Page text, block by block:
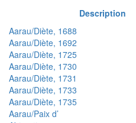
Description
Aarau/Diète, 1688
Aarau/Diète, 1692
Aarau/Diète, 1725
Aarau/Diète, 1730
Aarau/Diète, 1731
Aarau/Diète, 1733
Aarau/Diète, 1735
Aarau/Paix d’